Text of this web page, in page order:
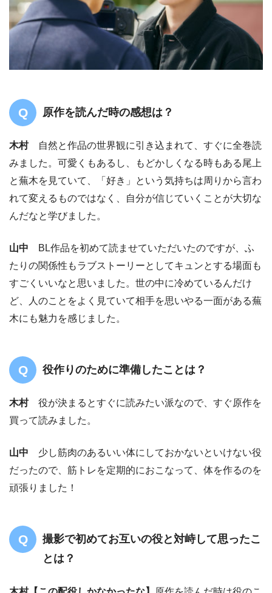
原作を読んだ時の感想は？
木村自然と作品の世界観に引き込まれて、すぐに全巻読
みました。可愛くもあるし、もどかしくなる時もある尾上
と蕪木を見ていて、「好き」という気持ちは周りから言わ
れて変えるものではなく、自分が信じていくことが大切な
んだなと学びました。
山中 BL作品を初めて読ませていただいたのですが、ふ
たりの関係性もラブストーリーとしてキュンとする場面も
すごくいいなと思いました。世の中に冷めているんだけ
ど、人のことをよく見ていて相手を思いやる一面がある蕪
木にも魅力を感じました。
役作りのために準備したことは？
木村役が決まるとすぐに読みたい派なので、すぐ原作を
買って読みました。
山中 少し筋肉のあるいい体にしておかないといけない役
だったので、筋トレを定期的におこなって、体を作るのを
頑張りました！
撮影で初めてお互いの役と対峙して思ったこ
とは？